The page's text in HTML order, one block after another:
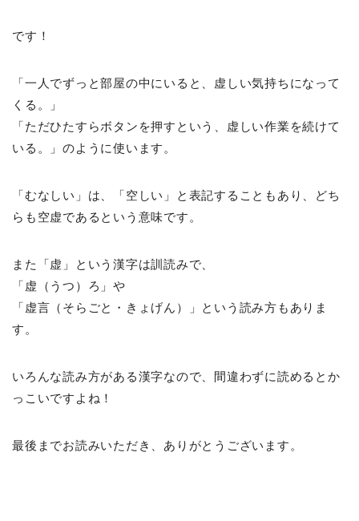
です！
「一人でずっと部屋の中にいると、虚しい気持ちになって
くる。」
「ただひたすらボタンを押すという、虚しい作業を続けて
いる。」のように使います。
「むなしい」は、「空しい」と表記することもあり、どち
らも空虚であるという意味です。
また「虚」という漢字は訓読みで、
「虚（うつ）ろ」や
「虚言（そらごと・きょげん）」という読み方もありま
す。
いろんな読み方がある漢字なので、間違わずに読めるとか
っこいですよね！
最後までお読みいただき、ありがとうございます。